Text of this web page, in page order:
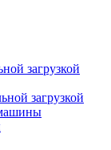
загрузкой
загрузкой